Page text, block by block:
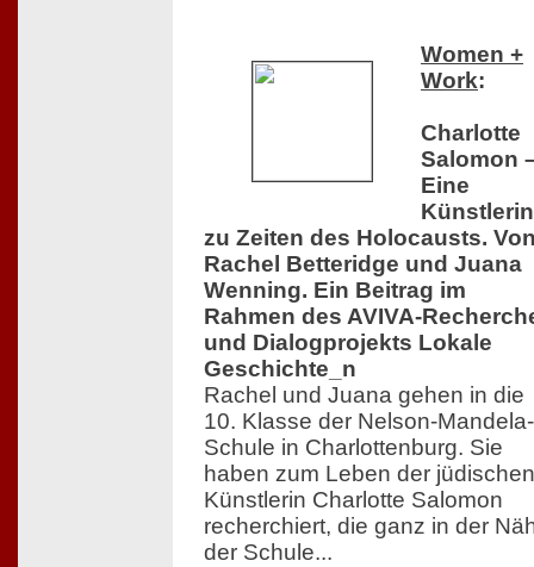
Women +
Work:
Charlotte
Salomon
Eine
Künstlerin
zu Zeiten des Holocausts.
Rachel Betteridge und Juana
Wenning. Ein Beitrag im
Rahmen des AVIVA-
und Dialogprojekts Lokale
Geschichte_n
Rachel und Juana gehen in die
10. Klasse der Nelson-Mandela-
Schule in Charlottenburg. Sie
haben zum Leben der jüdischen
Künstlerin Charlotte Salomon
recherchiert, die ganz in der
der Schule...